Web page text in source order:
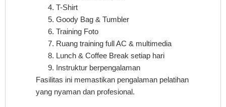
T-Shirt
Goody Bag & Tumbler
Training Foto
Ruang training full AC & multimedia
Lunch & Coffee Break setiap hari
Instruktur berpengalaman
Fasilitas ini memastikan pengalaman pelatihan
yang nyaman dan profesional.